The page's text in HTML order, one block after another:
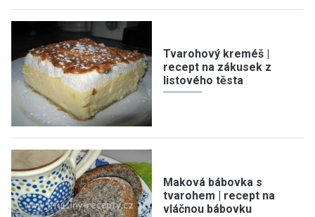
Tvarohový kreméš |
recept na zákusek z
listového těsta
Maková bábovka s
tvarohem | recept na
vláčnou bábovku